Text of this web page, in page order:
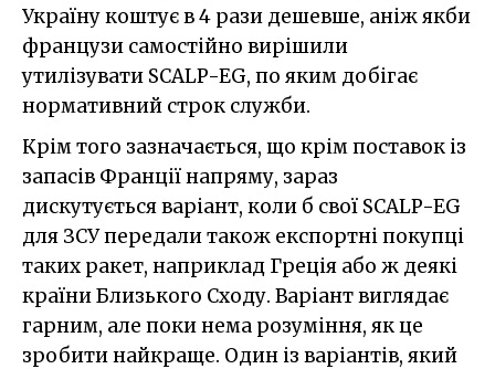
Україну коштує в 4 рази дешевше, аніж якби
французи самостійно вирішили
утилізувати SCALP-EG, по яким добігає
нормативний строк служби.
Крім того зазначається, що крім поставок із
запасів Франції напряму, зараз
дискутується варіант, коли б свої SCALP-EG
для ЗСУ передали також експортні покупці
таких ракет, наприклад Греція або ж деякі
країни Близького Сходу. Варіант виглядає
гарним, але поки нема розуміння, як це
зробити найкраще. Один із варіантів, який